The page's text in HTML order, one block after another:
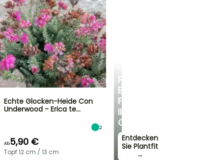
PERSÖNLICHE
BERATUNG
FÜR
IHREN
GARTEN
Entdecken
Sie Plantfit
→
Echte Glocken-Heide Con
Underwood - Erica te…
2
Ab5,90 €
Topf 12 cm / 13 cm